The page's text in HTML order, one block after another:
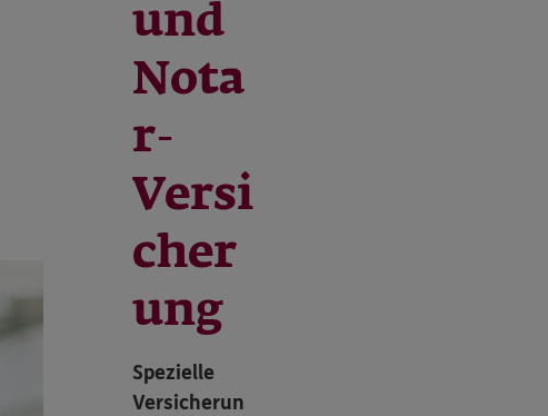
und
Nota
r-
Versi
cher
ung
Spezielle
Versicherun